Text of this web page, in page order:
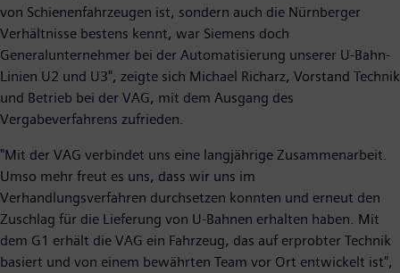
von Schienenfahrzeugen ist, sondern auch die Nürnberger
Verhältnisse bestens kennt, war Siemens doch
Generalunternehmer bei der Automatisierung unserer U-Bahn-
Linien U2 und U3", zeigte sich Michael Richarz, Vorstand Technik
und Betrieb bei der VAG, mit dem Ausgang des
Vergabeverfahrens zufrieden.
"Mit der VAG verbindet uns eine langjährige Zusammenarbeit.
Umso mehr freut es uns, dass wir uns im
Verhandlungsverfahren durchsetzen konnten und erneut den
Zuschlag für die Lieferung von U-Bahnen erhalten haben. Mit
dem G1 erhält die VAG ein Fahrzeug, das auf erprobter Technik
basiert und von einem bewährten Team vor Ort entwickelt ist",